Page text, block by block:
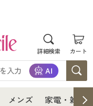
詳細検索 カート
メンズ 家電・雑貨